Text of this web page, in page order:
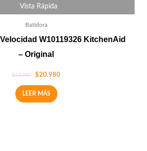
Vista Rápida
Batidora
W10119326 KitchenAid
– Original
$23.980 $20.980
LEER MÁS